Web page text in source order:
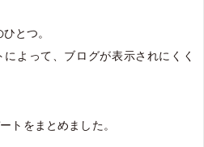
とつ。
よって、ブログが表示されにくく
トをまとめました。